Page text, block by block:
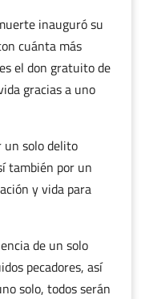
inauguró su
cuánta más
el don gratuito de
gracias a uno
un solo delito
también por un
y vida para
de un solo
pecadores, así
solo, todos serán